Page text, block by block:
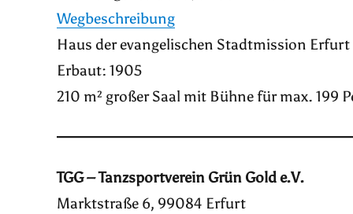
Wegbeschreibung
Haus der evangelischen Stadtmission Erfurt
Erbaut: 1905
210 m² großer Saal mit Bühne für max. 199
TGG – Tanzsportverein Grün Gold e.V.
Marktstraße 6, 99084 Erfurt